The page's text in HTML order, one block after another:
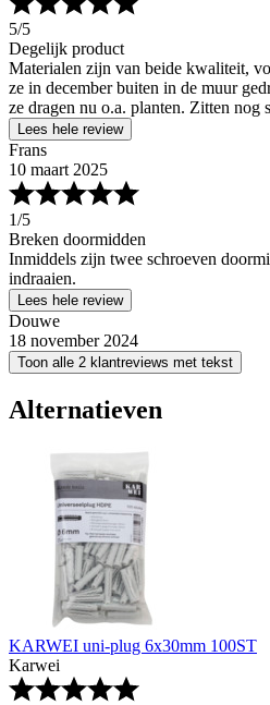
5/5
Degelijk product
Materialen zijn van beide kwaliteit,
ze in december buiten in de muur
ze dragen nu o.a. planten. Zitten nog
Lees hele review
Frans
10 maart 2025
1/5
Breken doormidden
Inmiddels zijn twee schroeven
indraaien.
Lees hele review
Douwe
18 november 2024
Toon alle 2 klantreviews met tekst
Alternatieven
KARWEI uni-plug 6x30mm 100ST
Karwei